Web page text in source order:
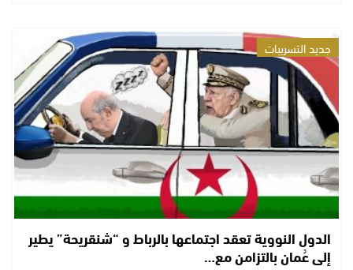
جديد التسريبات
الدول النووية تعقد اجتماعها بالرباط و “شنقريحة” يطير
إلى عُمان بالتزامن مع…